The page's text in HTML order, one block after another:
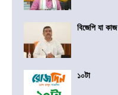
বিজেপি যা
১০টা